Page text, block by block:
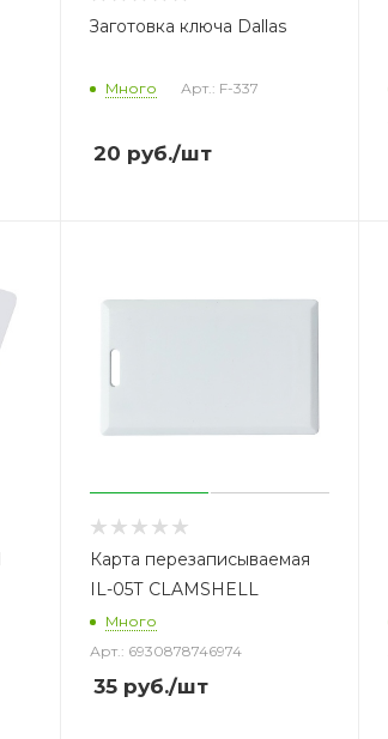
Заготовка ключа Dallas
Много Арт.: F-337
20 руб./шт
Карта перезаписываемая
IL-05T CLAMSHELL
Много
Арт.: 6930878746974
35 руб./шт